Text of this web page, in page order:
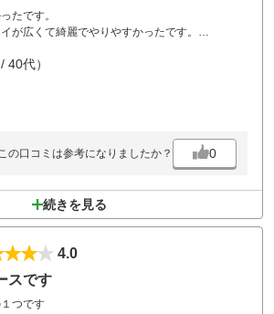
たです。
が広くて綺麗でやりやすかったです。
ころなのでまた行きたいです。
40代）
の口コミは参考になりましたか？ 0
続きを見る
4.0
スです
つです